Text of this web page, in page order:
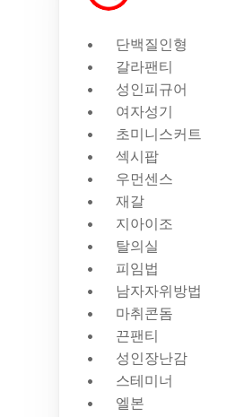
단백질인형
갈라팬티
성인피규어
여자성기
초미니스커트
섹시팝
우먼센스
재갈
지아이조
탈의실
피임법
남자자위방법
마취콘돔
끈팬티
성인장난감
스테미너
엘본